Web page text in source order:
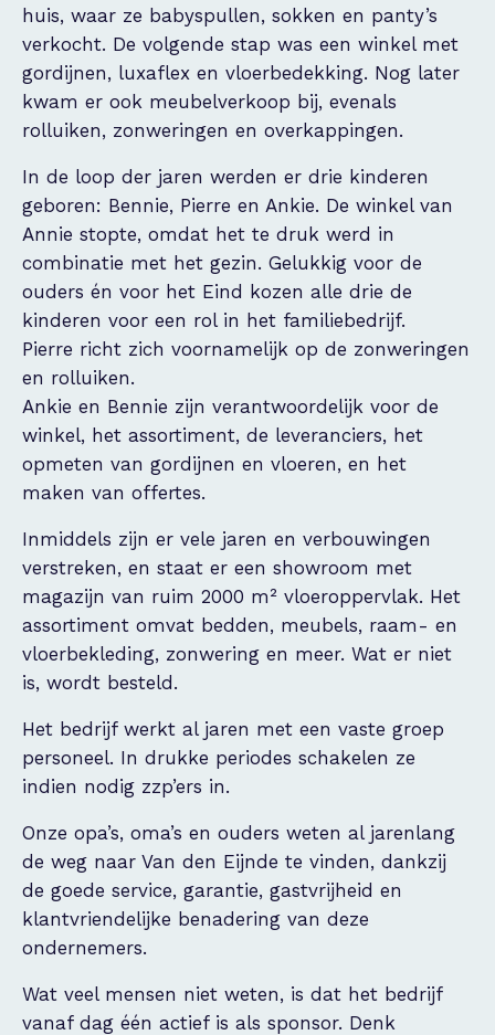
huis, waar ze babyspullen, sokken en panty’s
verkocht. De volgende stap was een winkel met
gordijnen, luxaflex en vloerbedekking. Nog later
kwam er ook meubelverkoop bij, evenals
rolluiken, zonweringen en overkappingen.
In de loop der jaren werden er drie kinderen
geboren: Bennie, Pierre en Ankie. De winkel van
Annie stopte, omdat het te druk werd in
combinatie met het gezin. Gelukkig voor de
ouders én voor het Eind kozen alle drie de
kinderen voor een rol in het familiebedrijf.
Pierre richt zich voornamelijk op de zonweringen
en rolluiken.
Ankie en Bennie zijn verantwoordelijk voor de
winkel, het assortiment, de leveranciers, het
opmeten van gordijnen en vloeren, en het
maken van offertes.
Inmiddels zijn er vele jaren en verbouwingen
verstreken, en staat er een showroom met
magazijn van ruim 2000 m² vloeroppervlak. Het
assortiment omvat bedden, meubels, raam- en
vloerbekleding, zonwering en meer. Wat er niet
is, wordt besteld.
Het bedrijf werkt al jaren met een vaste groep
personeel. In drukke periodes schakelen ze
indien nodig zzp’ers in.
Onze opa’s, oma’s en ouders weten al jarenlang
de weg naar Van den Eijnde te vinden, dankzij
de goede service, garantie, gastvrijheid en
klantvriendelijke benadering van deze
ondernemers.
Wat veel mensen niet weten, is dat het bedrijf
vanaf dag één actief is als sponsor. Denk